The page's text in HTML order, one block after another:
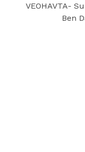
VEOHAVTA-
Ben